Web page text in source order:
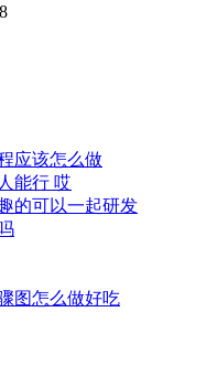
应该怎么做
能行 哎
的可以一起研发
图怎么做好吃